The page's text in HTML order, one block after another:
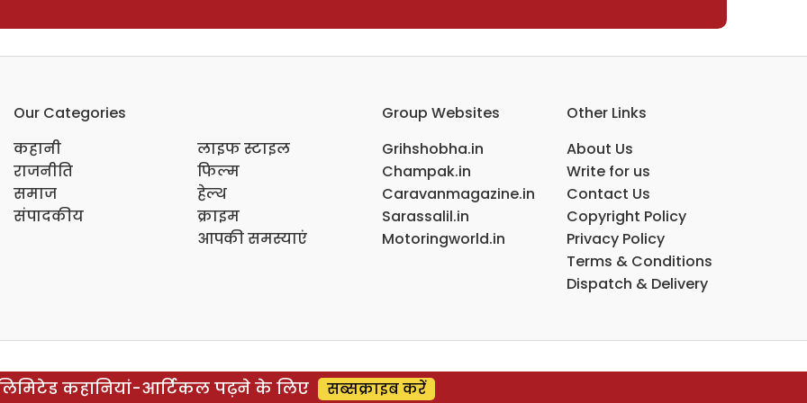
Our Categories
कहानी
राजनीति
समाज
संपादकीय
लाइफ स्टाइल
फिल्म
हेल्थ
क्राइम
आपकी समस्याएं
Group Websites
Grihshobha.in
Champak.in
Caravanmagazine.in
Sarassalil.in
Motoringworld.in
Other Links
About Us
Write for us
Contact Us
Copyright Policy
Privacy Policy
Terms & Conditions
Dispatch & Delivery
कहानियां-आर्टिकल पढ़ने के लिए सब्सक्राइब करें